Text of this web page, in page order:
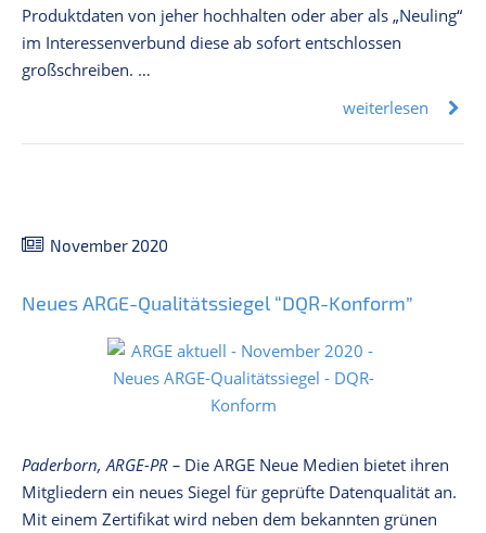
Produktdaten von jeher hochhalten oder aber als „Neuling“
im Interessenverbund diese ab sofort entschlossen
großschreiben. …
weiterlesen
November 2020
Neues ARGE-Qualitätssiegel “DQR-Konform”
Paderborn, ARGE-PR – Die ARGE Neue Medien bietet ihren
Mitgliedern ein neues Siegel für geprüfte Datenqualität an.
Mit einem Zertifikat wird neben dem bekannten grünen